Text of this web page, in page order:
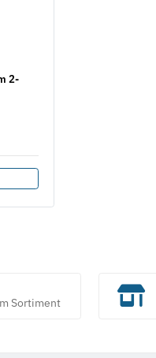
2-
Sortiment